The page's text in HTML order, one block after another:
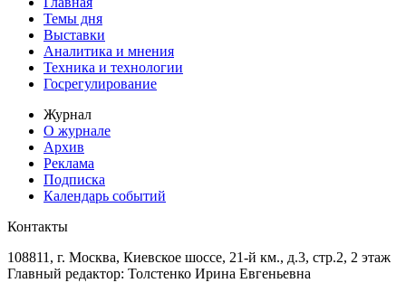
Темы дня
Выставки
Аналитика и мнения
Техника и технологии
Госрегулирование
Журнал
О журнале
Архив
Реклама
Подписка
Календарь событий
Контакты
108811, г. Москва, Киевское шоссе, 21-й км., д.3, стр.2, 2 этаж
Главный редактор: Толстенко Ирина Евгеньевна